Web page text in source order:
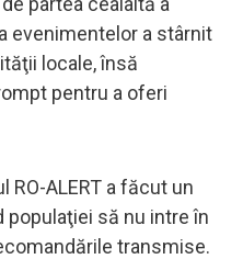
evenimentelor a stârnit
locale, însă
pentru a oferi
ALERT a făcut un
populaţiei să nu intre în
transmise.